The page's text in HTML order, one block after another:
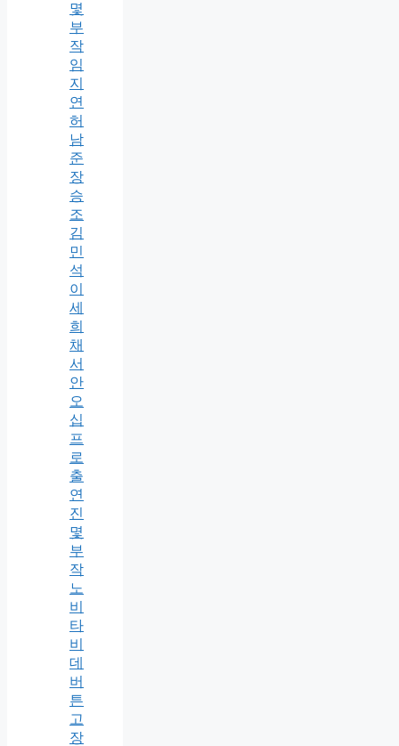
몇
부
작
임
지
연
허
남
준
장
승
조
김
민
석
이
세
희
채
서
안
오
십
프
로
출
연
진
몇
부
작
노
비
타
비
데
버
튼
고
장